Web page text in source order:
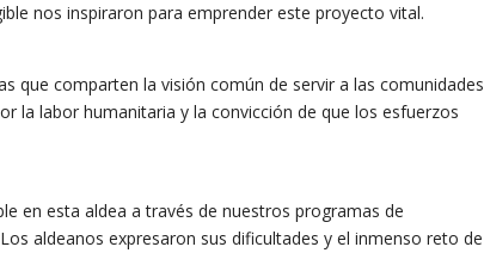
nos inspiraron para emprender este proyecto vital.
que comparten la visión común de servir a las comunidades
la labor humanitaria y la convicción de que los esfuerzos
en esta aldea a través de nuestros programas de
aldeanos expresaron sus dificultades y el inmenso reto de